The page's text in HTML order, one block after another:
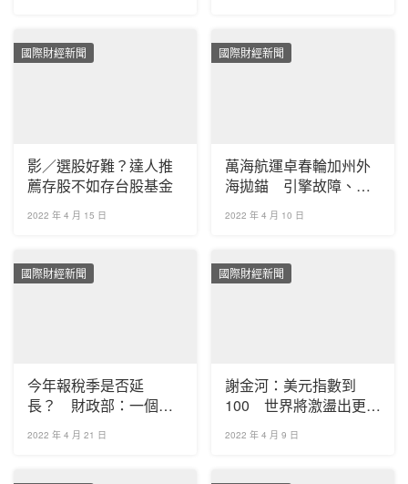
國際財經新聞
影／選股好難？達人推
薦存股不如存台股基金
2022 年 4 月 15 日
國際財經新聞
萬海航運卓春輪加州外
海拋錨 引擎故障、載
有800個貨櫃
2022 年 4 月 10 日
國際財經新聞
今年報稅季是否延
長？ 財政部：一個月
為原則、隨疫情滾動檢
討
2022 年 4 月 21 日
國際財經新聞
謝金河：美元指數到
100 世界將激盪出更巨
大變化
2022 年 4 月 9 日